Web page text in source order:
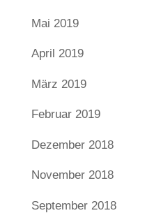
Mai 2019
April 2019
März 2019
Februar 2019
Dezember 2018
November 2018
September 2018